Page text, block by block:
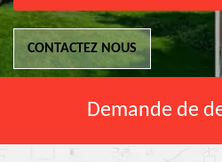
CONTACTEZ NOUS
Demande de